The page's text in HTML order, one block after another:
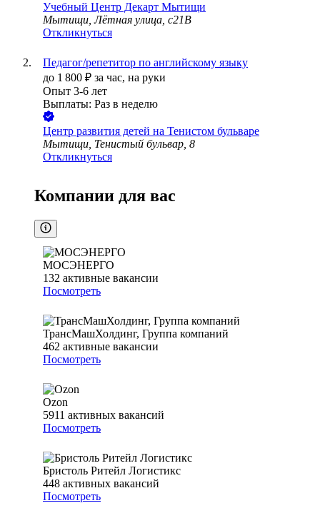
Учебный Центр Декарт Мытищи
Мытищи, Лётная улица, с21В
Откликнуться
Педагог/репетитор по английскому языку
до 1 800 ₽ за час, на руки
Опыт 3-6 лет
Выплаты: Раз в неделю
Центр развития детей на Тенистом бульваре
Мытищи, Тенистый бульвар, 8
Откликнуться
Компании для вас
МОСЭНЕРГО
132 активные вакансии
Посмотреть
ТрансМашХолдинг, Группа компаний
462 активные вакансии
Посмотреть
Ozon
5911 активных вакансий
Посмотреть
Бристоль Ритейл Логистикс
448 активных вакансий
Посмотреть